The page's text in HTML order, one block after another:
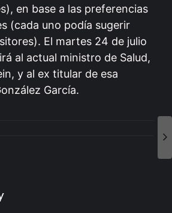
en base a las preferencias
(cada uno podía sugerir
El martes 24 de julio
al actual ministro de Salud,
y al ex titular de esa
García.